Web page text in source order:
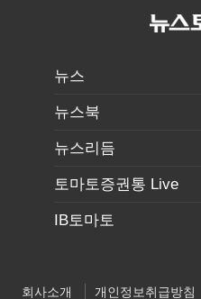
뉴스
뉴스북
뉴스리듬
토마토증권통 Live
IB토마토
회사소개 개인정보취급방침